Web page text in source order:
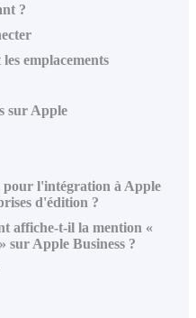
?
emplacements
sur Apple
pour l'intégration à Apple
d'édition ?
affiche-t-il la mention «
sur Apple Business ?